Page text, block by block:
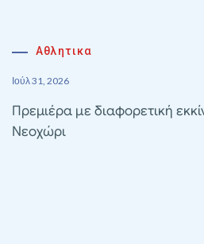
Αθλητικα
Ιούλ 31, 2026
Πρεμιέρα με διαφορετική
Νεοχώρι